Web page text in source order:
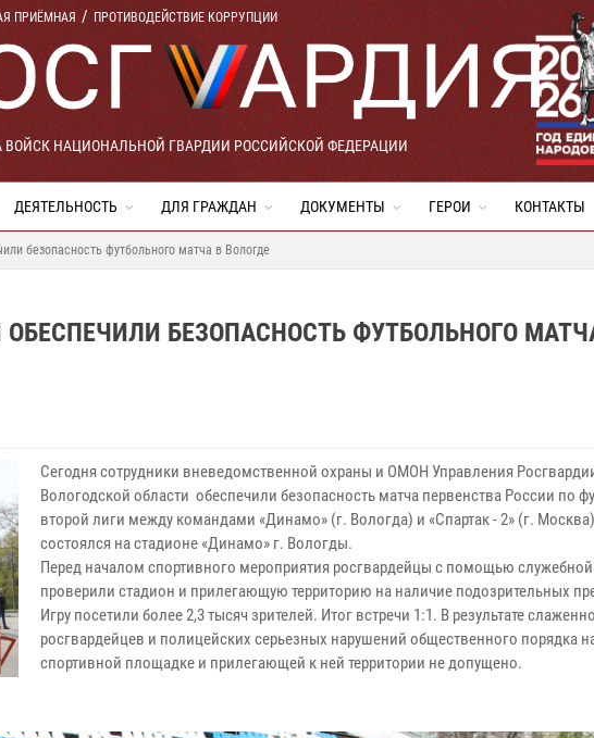
ПРИЁМНАЯ ПРОТИВОДЕЙСТВИЕ КОРРУПЦИИ
НАЦИОНАЛЬНОЙ ГВАРДИИ РОССИЙСКОЙ ФЕДЕРАЦИИ
ДЕЯТЕЛЬНОСТЬ ДЛЯ ГРАЖДАН ДОКУМЕНТЫ ГЕРОИ КОНТАКТЫ
безопасность футбольного матча в Вологде
БЕЗОПАСНОСТЬ ФУТБОЛЬНОГО
Сегодня сотрудники вневедомственной охраны и ОМОН Управления
Вологодской области обеспечили безопасность матча первенства России по
второй лиги между командами «Динамо» (г. Вологда) и «Спартак - 2» (г.
состоялся на стадионе «Динамо» г. Вологды.
Перед началом спортивного мероприятия росгвардейцы с помощью служебной
проверили стадион и прилегающую территорию на наличие подозрительных
Игру посетили более 2,3 тысяч зрителей. Итог встречи 1:1. В результате
росгвардейцев и полицейских серьезных нарушений общественного порядка
спортивной площадке и прилегающей к ней территории не допущено.